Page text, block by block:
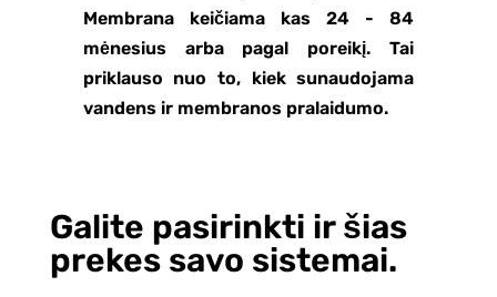
Membrana keičiama kas 24 - 84
mėnesius arba pagal poreikį. Tai
priklauso nuo to, kiek sunaudojama
vandens ir membranos pralaidumo.
Galite pasirinkti ir šias
prekes savo sistemai.